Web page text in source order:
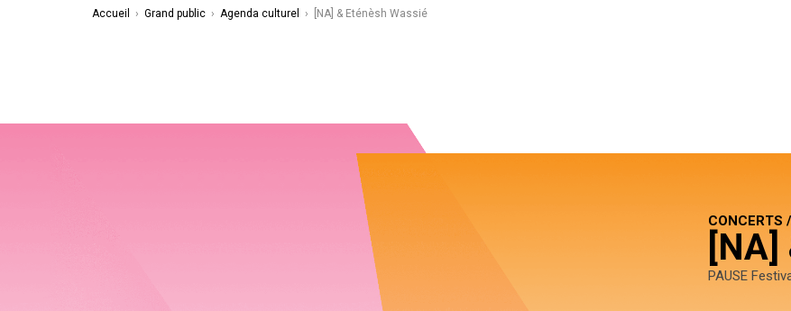
Accueil › Grand public › Agenda culturel › [NA] & Eténèsh Wassié
CONCERTS
[NA]
PAUSE